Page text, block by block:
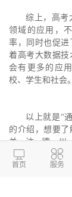
综上，高考
领域的应用，
率，同时也促
着高考大数据
会有更多的应
校、学生和社会。
以上就是“
的介绍，想要
关注德
http://

首页

服务